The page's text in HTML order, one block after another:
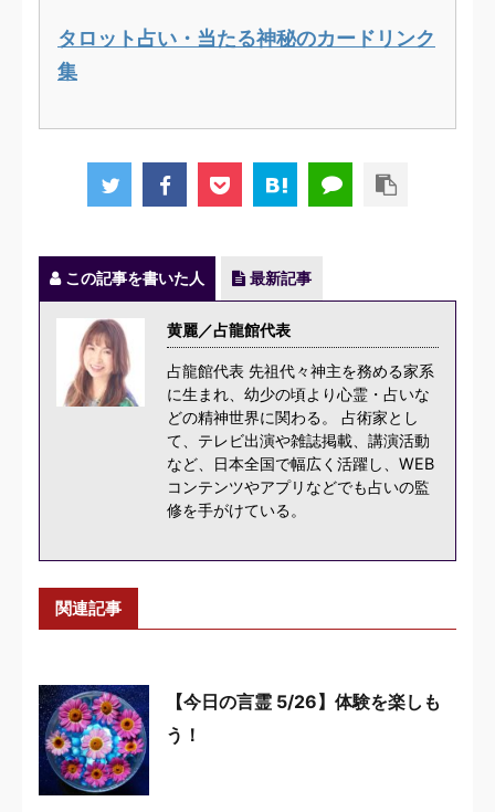
タロット占い・当たる神秘のカードリンク
集
この記事を書いた人 最新記事
黄麗／占龍館代表
占龍館代表 先祖代々神主を務める家系
に生まれ、幼少の頃より心霊・占いな
どの精神世界に関わる。 占術家とし
て、テレビ出演や雑誌掲載、講演活動
など、日本全国で幅広く活躍し、WEB
コンテンツやアプリなどでも占いの監
修を手がけている。
関連記事
【今日の言霊 5/26】体験を楽しも
う！